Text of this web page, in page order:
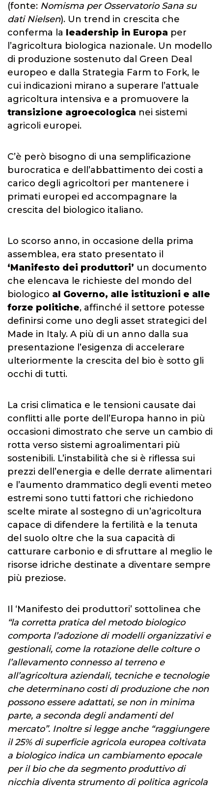
(fonte: Nomisma per Osservatorio Sana su
dati Nielsen). Un trend in crescita che
conferma la leadership in Europa per
l’agricoltura biologica nazionale. Un modello
di produzione sostenuto dal Green Deal
europeo e dalla Strategia Farm to Fork, le
cui indicazioni mirano a superare l’attuale
agricoltura intensiva e a promuovere la
transizione agroecologica nei sistemi
agricoli europei.
C’è però bisogno di una semplificazione
burocratica e dell’abbattimento dei costi a
carico degli agricoltori per mantenere i
primati europei ed accompagnare la
crescita del biologico italiano.
Lo scorso anno, in occasione della prima
assemblea, era stato presentato il
‘Manifesto dei produttori’ un documento
che elencava le richieste del mondo del
biologico al Governo, alle istituzioni e alle
forze politiche, affinché il settore potesse
definirsi come uno degli asset strategici del
Made in Italy. A più di un anno dalla sua
presentazione l’esigenza di accelerare
ulteriormente la crescita del bio è sotto gli
occhi di tutti.
La crisi climatica e le tensioni causate dai
conflitti alle porte dell’Europa hanno in più
occasioni dimostrato che serve un cambio di
rotta verso sistemi agroalimentari più
sostenibili. L’instabilità che si è riflessa sui
prezzi dell’energia e delle derrate alimentari
e l’aumento drammatico degli eventi meteo
estremi sono tutti fattori che richiedono
scelte mirate al sostegno di un’agricoltura
capace di difendere la fertilità e la tenuta
del suolo oltre che la sua capacità di
catturare carbonio e di sfruttare al meglio le
risorse idriche destinate a diventare sempre
più preziose.
Il ‘Manifesto dei produttori’ sottolinea che
“la corretta pratica del metodo biologico
comporta l’adozione di modelli organizzativi e
gestionali, come la rotazione delle colture o
l’allevamento connesso al terreno e
all’agricoltura aziendali, tecniche e tecnologie
che determinano costi di produzione che non
possono essere adattati, se non in minima
parte, a seconda degli andamenti del
mercato”. Inoltre si legge anche “raggiungere
il 25% di superficie agricola europea coltivata
a biologico indica un cambiamento epocale
per il bio che da segmento produttivo di
nicchia diventa strumento di politica agricola